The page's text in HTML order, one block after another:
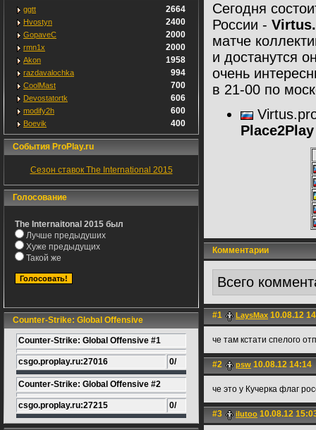
ggtt 2664
Hvostyn 2400
GopaveC 2000
rmn1x 2000
Akon 1958
razdavalochka 994
CoolMast 700
Devostatortk 606
modify2h 600
Boevik 400
События ProPlay.ru
Сезон ставок The International 2015
Голосование
The Internaitonal 2015 был
Лучше предыдуших
Хуже предыдущих
Такой же
Counter-Strike: Global Offensive
Counter-Strike: Global Offensive #1
csgo.proplay.ru:27016 0/
Counter-Strike: Global Offensive #2
csgo.proplay.ru:27215 0/
Сегодня
России -
матче
и достанутся
очень
в 21-00 по
Place2Play
Комментарии
Всего
#1 LаysMax 10.08.12
че там кстати спелого
#2 psw 10.08.12 14:14
че это у Кучерка флаг
#3 ilutoo 10.08.12